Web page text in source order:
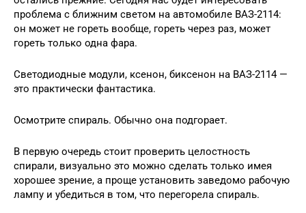
проблема с ближним светом на автомобиле ВАЗ-2114:
он может не гореть вообще, гореть через раз, может
гореть только одна фара.
Светодиодные модули, ксенон, биксенон на ВАЗ-2114 —
это практически фантастика.
Осмотрите спираль. Обычно она подгорает.
В первую очередь стоит проверить целостность
спирали, визуально это можно сделать только имея
хорошее зрение, а проще установить заведомо рабочую
лампу и убедиться в том, что перегорела спираль.